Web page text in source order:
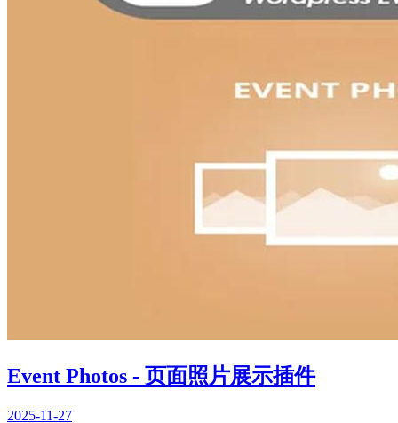
Event Photos - 页面照片展示插件
2025-11-27